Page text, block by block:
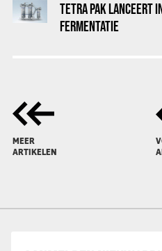
TETRA PAK LANCEERT
FERMENTATIE
MEER
ARTIKELEN